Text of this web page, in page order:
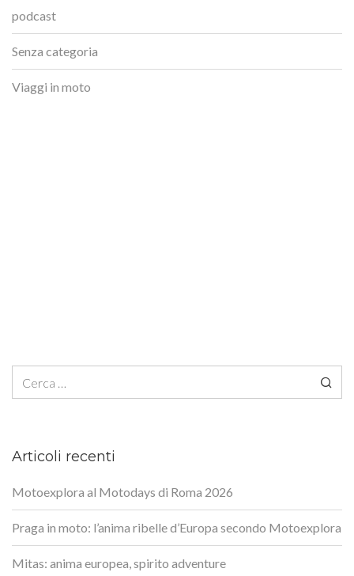
podcast
Senza categoria
Viaggi in moto
Articoli recenti
Motoexplora al Motodays di Roma 2026
Praga in moto: l’anima ribelle d’Europa secondo Motoexplora
Mitas: anima europea, spirito adventure